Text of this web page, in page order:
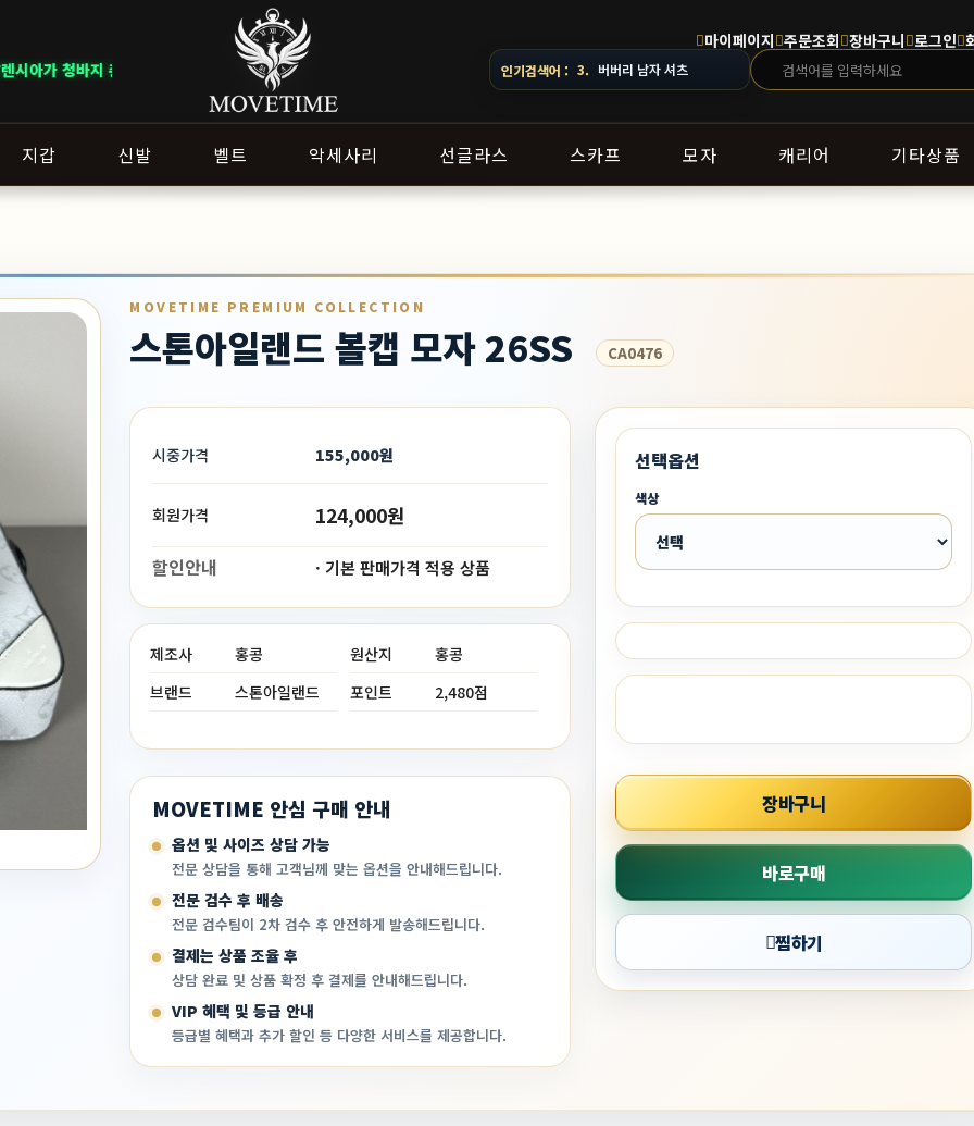
지 총 12개가 입고되었습니다.
마이페이지 주문조회 장바구니 로그인
인기검색어 : 4. 스톤아일랜드 남자 맨투맨
지갑 신발 벨트 악세사리 선글라스 스카프 모자 캐리어 기타상품
MOVETIME PREMIUM COLLECTION
스톤아일랜드 볼캡 모자 26SS CA0476
시중가격 155,000원
회원가격 124,000원
할인안내 · 기본 판매가격 적용 상품
제조사 홍콩 원산지
홍콩
브랜드
스톤아일랜드 포인트 2,480점
MOVETIME 안심 구매 안내
옵션 및 사이즈 상담 가능
전문 상담을 통해 고객님께 맞는 옵션을 안내해드립니다.
전문 검수 후 배송
전문 검수팀이 2차 검수 후 안전하게 발송해드립니다.
결제는 상품 조율 후
상담 완료 및 상품 확정 후 결제를 안내해드립니다.
VIP 혜택 및 등급 안내
등급별 혜택과 추가 할인 등 다양한 서비스를 제공합니다.
선택옵션
색상
바로구매
장바구니
찜하기